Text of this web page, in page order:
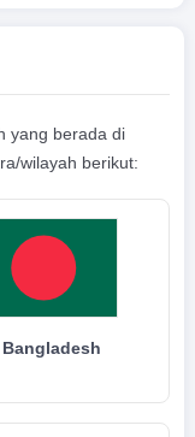
yang berada di
wilayah berikut:
Bangladesh